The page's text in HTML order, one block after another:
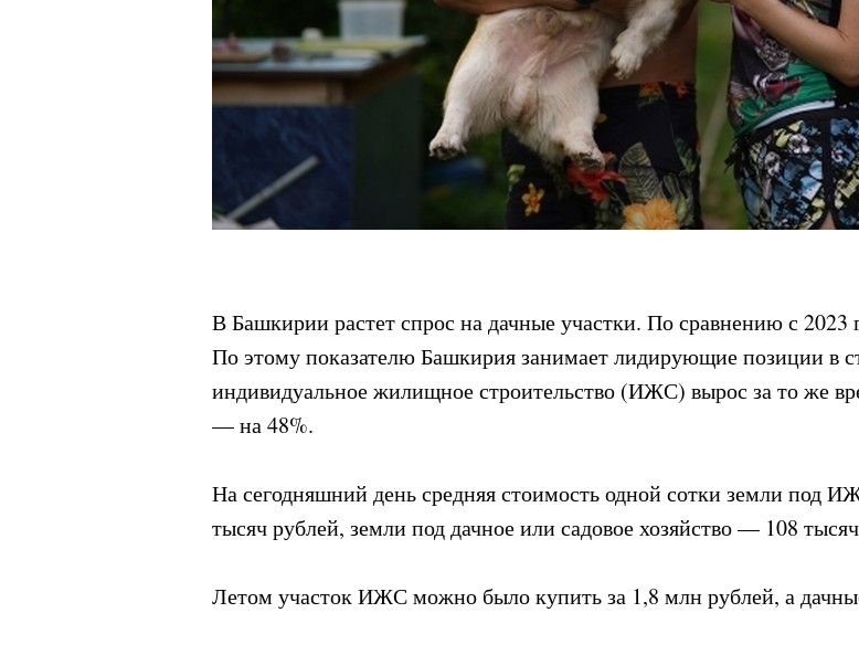
В Башкирии растет спрос на дачные участки. По сравнению с 2023
По этому показателю Башкирия занимает лидирующие позиции в
индивидуальное жилищное строительство (ИЖС) вырос за то же
— на 48%.
На сегодняшний день средняя стоимость одной сотки земли под
тысяч рублей, земли под дачное или садовое хозяйство — 108
Летом участок ИЖС можно было купить за 1,8 млн рублей, а